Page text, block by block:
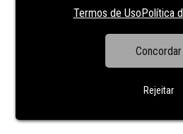
Termos de UsoPolítica
Concordar
Rejeitar